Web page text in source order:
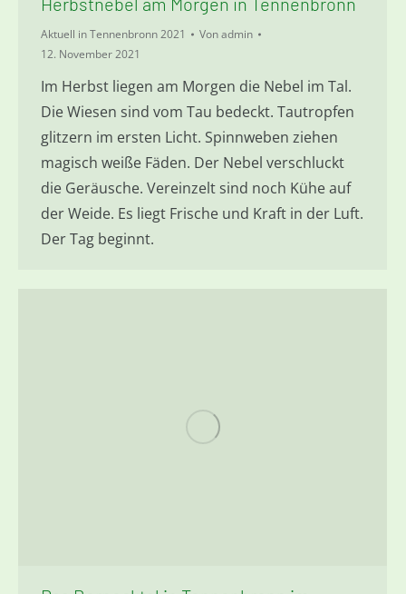
Aktuell in Tennenbronn 2021 Vonadmin
12. November 2021
Im Herbst liegen am Morgen die Nebel im Tal.
Die Wiesen sind vom Tau bedeckt. Tautropfen
glitzern im ersten Licht. Spinnweben ziehen
magisch weiße Fäden. Der Nebel verschluckt
die Geräusche. Vereinzelt sind noch Kühe auf
der Weide. Es liegt Frische und Kraft in der Luft.
Der Tag beginnt.